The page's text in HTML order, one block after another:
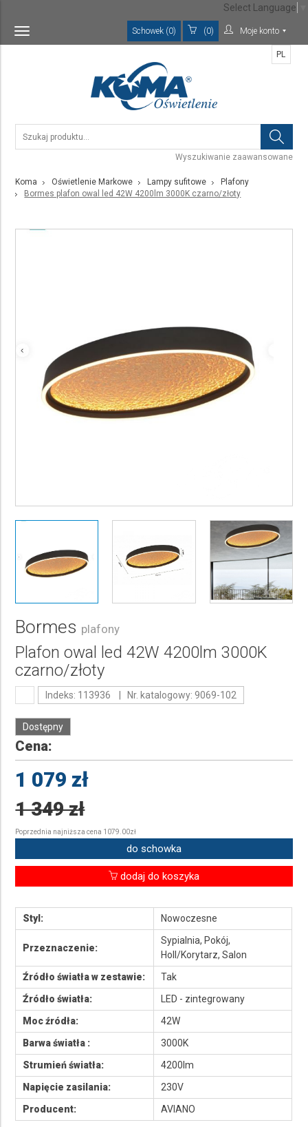
Toggle
navigation
Schowek (0) (0) Moje konto
Wyszukiwanie zaawansowane
PL
Koma Oświetlenie Markowe Lampy sufitowe
Plafony
Bormes plafon owal led 42W 4200lm 3000K czarno/złoty
Bormes plafony
Plafon owal led 42W 4200lm 3000K
czarno/złoty
Indeks: 113936 | Nr. katalogowy: 9069-102
Dostępny
Cena:
1 079 zł
1 349 zł
Poprzednia najniższa cena 1079.00zł
do schowka
dodaj do koszyka
Styl: Nowoczesne
Przeznaczenie:
Sypialnia, Pokój,
Holl/Korytarz, Salon
Źródło światła w zestawie:
Tak
Źródło światła:
LED - zintegrowany
Moc źródła:
42W
Barwa światła :
3000K
Strumień światła:
4200lm
Napięcie zasilania:
230V
Producent:
AVIANO
Select Language